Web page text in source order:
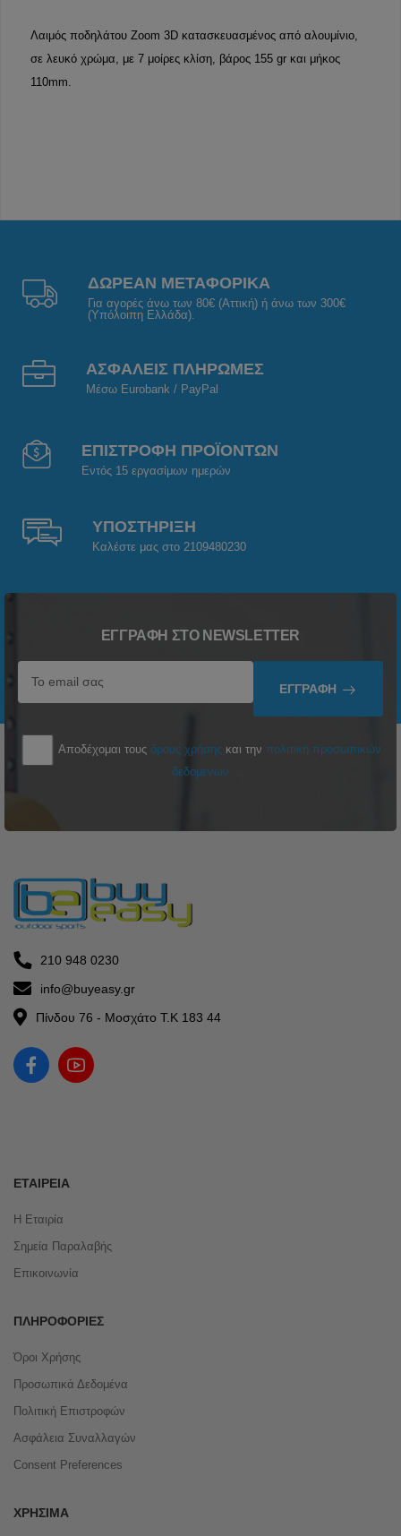
Λαιμός ποδηλάτου Zoom 3D κατασκευασμένος από αλουμίνιο,
σε λευκό χρώμα, με 7 μοίρες κλίση, βάρος 155 gr και μήκος
110mm.
ΔΩΡΕΑΝ ΜΕΤΑΦΟΡΙΚΑ
Για αγορές άνω των 80€ (Αττική) ή άνω των 300€
(Υπόλοιπη Ελλάδα).
ΑΣΦΑΛΕΙΣ ΠΛΗΡΩΜΕΣ
Μέσω Eurobank / PayPal
ΕΠΙΣΤΡΟΦΗ ΠΡΟΪΟΝΤΩΝ
Εντός 15 εργασίμων ημερών
ΥΠΟΣΤΗΡΙΞΗ
Καλέστε μας στο 2109480230
ΕΓΓΡΑΦΉ ΣΤΟ NEWSLETTER
ΕΓΓΡΑΦΉ
Αποδέχομαι τους όρους χρήσης και την πολιτική προσωπικών
δεδομένων
210 948 0230
info@buyeasy.gr
Πίνδου 76 - Μοσχάτο Τ.Κ 183 44
ΕΤΑΙΡΕΊΑ
Η Εταιρία
Σημεία Παραλαβής
Επικοινωνία
ΠΛΗΡΟΦΟΡΊΕΣ
Όροι Χρήσης
Προσωπικά Δεδομένα
Πολιτική Επιστροφών
Ασφάλεια Συναλλαγών
Consent Preferences
ΧΡΉΣΙΜΑ